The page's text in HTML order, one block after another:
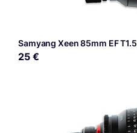
Samyang Xeen 85mm EF T1.5
25 €